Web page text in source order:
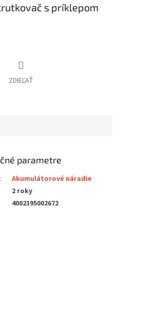
s príklepom
ZDIEĽAŤ
parametre
:
Akumulátorové náradie
2 roky
4002395002672